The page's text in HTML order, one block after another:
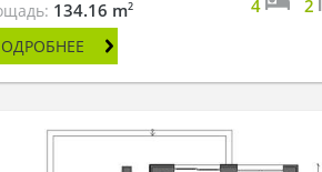
134.16 m2 4 2